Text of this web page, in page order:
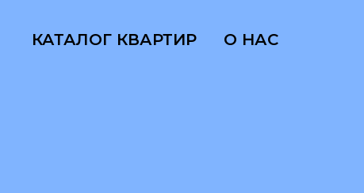
КАТАЛОГ КВАРТИР О НАС